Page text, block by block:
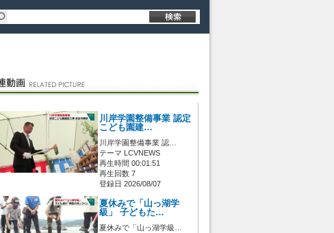
川岸学園整備事業 認定
こども園建…
川岸学園整備事業 認…
テーマ LCVNEWS
再生時間 00:01:51
再生回数 7
登録日 2026/08/07
夏休みで「山っ湖学
級」 子どもた…
夏休みで「山っ湖学級…